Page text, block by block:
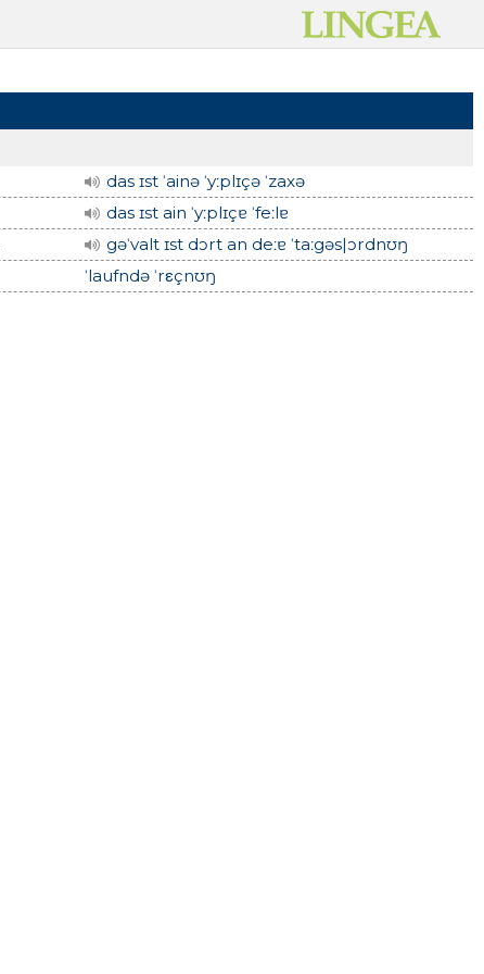
das ɪst ˈainə ˈyːplɪçə ˈzaxə
das ɪst ain ˈyːplɪçɐ ˈfeːlɐ
gəˈvalt ɪst dɔrt an deːɐ ˈtaːgəs|ɔrdnʊŋ
ˈlaufndə ˈrεçnʊŋ